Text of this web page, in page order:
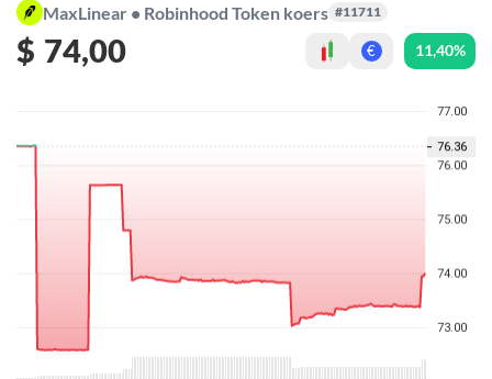
MaxLinear • Robinhood Token koers #11711
$ 74,00 € 11,40%